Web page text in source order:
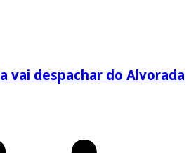
vai despachar do Alvorada